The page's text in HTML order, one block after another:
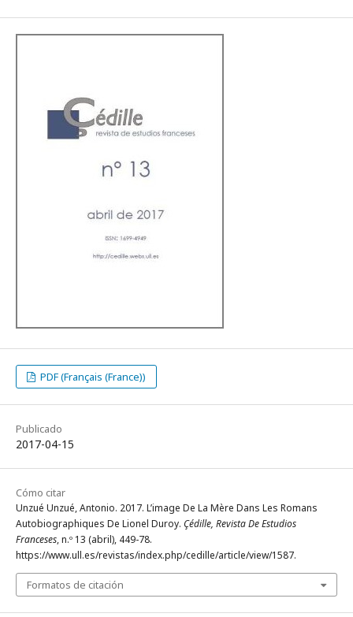
PDF (Français (France))
Publicado
2017-04-15
Cómo citar
Unzué Unzué, Antonio. 2017. L’image De La Mère Dans Les Romans
Autobiographiques De Lionel Duroy. Çédille, Revista De Estudios
Franceses, n.º 13 (abril), 449-78.
https://www.ull.es/revistas/index.php/cedille/article/view/1587.
Formatos de citación